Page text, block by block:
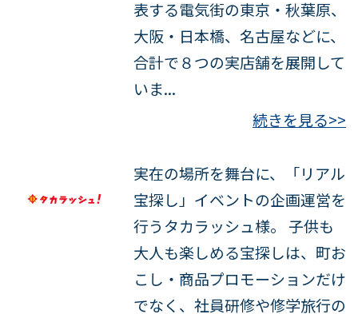
表する電気街の東京・秋葉原、
大阪・日本橋、名古屋などに、
合計で８つの実店舗を展開して
いま...
続きを見る>>
実在の場所を舞台に、「リアル
宝探し」イベントの企画運営を
行うタカラッシュ様。 子供も
大人も楽しめる宝探しは、町お
こし・商品プロモーションだけ
でなく、社員研修や修学旅行の